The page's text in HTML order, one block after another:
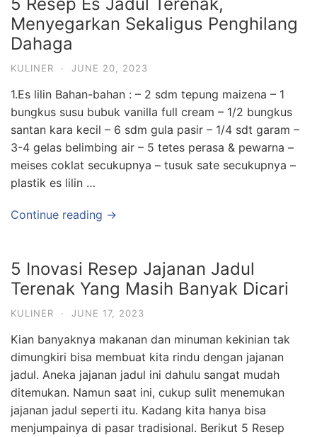
Menyegarkan Sekaligus Penghilang
Dahaga
KULINER · JUNE 20, 2023
1.Es lilin Bahan-bahan : – 2 sdm tepung maizena – 1
bungkus susu bubuk vanilla full cream – 1/2 bungkus
santan kara kecil – 6 sdm gula pasir – 1/4 sdt garam –
3-4 gelas belimbing air – 5 tetes perasa & pewarna –
meises coklat secukupnya – tusuk sate secukupnya –
plastik es lilin …
Continue reading →
5 Inovasi Resep Jajanan Jadul
Terenak Yang Masih Banyak Dicari
KULINER · JUNE 17, 2023
Kian banyaknya makanan dan minuman kekinian tak
dimungkiri bisa membuat kita rindu dengan jajanan
jadul. Aneka jajanan jadul ini dahulu sangat mudah
ditemukan. Namun saat ini, cukup sulit menemukan
jajanan jadul seperti itu. Kadang kita hanya bisa
menjumpainya di pasar tradisional. Berikut 5 Resep